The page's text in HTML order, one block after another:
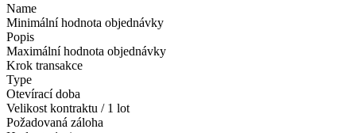
Name
Minimální hodnota objednávky
Popis
Maximální hodnota objednávky
Krok transakce
Type
Otevírací doba
Velikost kontraktu / 1 lot
Požadovaná záloha